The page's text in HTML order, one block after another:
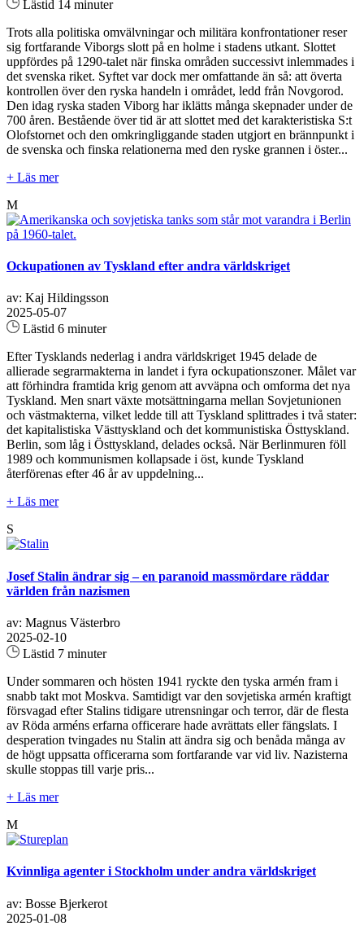
Lästid 14 minuter
Trots alla politiska omvälvningar och militära konfrontationer reser
sig fortfarande Viborgs slott på en holme i stadens utkant. Slottet
uppfördes på 1290-talet när finska områden successivt inlemmades i
det svenska riket. Syftet var dock mer omfattande än så: att överta
kontrollen över den ryska handeln i området, ledd från Novgorod.
Den idag ryska staden Viborg har iklätts många skepnader under de
700 åren. Bestående över tid är att slottet med det karakteristiska S:t
Olofstornet och den omkringliggande staden utgjort en brännpunkt i
de svenska och finska relationerna med den ryske grannen i öster...
+ Läs mer
M
Ockupationen av Tyskland efter andra världskriget
av: Kaj Hildingsson
2025-05-07
Lästid 6 minuter
Efter Tysklands nederlag i andra världskriget 1945 delade de
allierade segrarmakterna in landet i fyra ockupationszoner. Målet var
att förhindra framtida krig genom att avväpna och omforma det nya
Tyskland. Men snart växte motsättningarna mellan Sovjetunionen
och västmakterna, vilket ledde till att Tyskland splittrades i två stater:
det kapitalistiska Västtyskland och det kommunistiska Östtyskland.
Berlin, som låg i Östtyskland, delades också. När Berlinmuren föll
1989 och kommunismen kollapsade i öst, kunde Tyskland
återförenas efter 46 år av uppdelning...
+ Läs mer
S
Josef Stalin ändrar sig – en paranoid massmördare räddar
världen från nazismen
av: Magnus Västerbro
2025-02-10
Lästid 7 minuter
Under sommaren och hösten 1941 ryckte den tyska armén fram i
snabb takt mot Moskva. Samtidigt var den sovjetiska armén kraftigt
försvagad efter Stalins tidigare utrensningar och terror, där de flesta
av Röda arméns erfarna officerare hade avrättats eller fängslats. I
desperation tvingades nu Stalin att ändra sig och benåda många av
de högt uppsatta officerarna som fortfarande var vid liv. Nazisterna
skulle stoppas till varje pris...
+ Läs mer
M
Kvinnliga agenter i Stockholm under andra världskriget
av: Bosse Bjerkerot
2025-01-08